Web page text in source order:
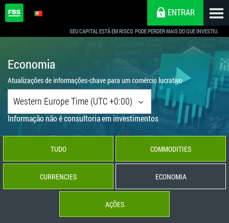
SEU CAPITAL ESTÁ EM RISCO. PODE PERDER MAIS DO QUE INVESTIU.
ENTRAR
Economia
Atualizações de informações-chave para um comércio lucrativo
Western Europe Time (UTC +0:00)
Informação não é consultoria em investimentos
TUDO COMMODITIES
CURRENCIES ECONOMIA
AÇÕES